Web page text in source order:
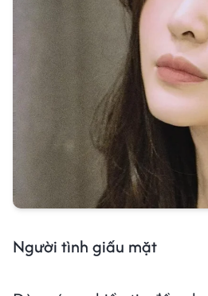
Người tình giấu mặt